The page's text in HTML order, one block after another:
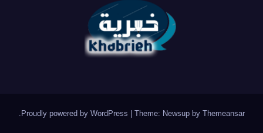
Proudly powered by WordPress Theme: Newsup by Themeansar
.